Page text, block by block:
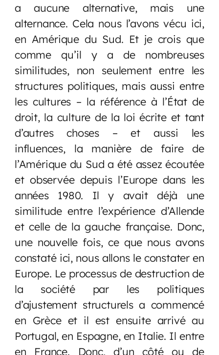
a aucune alternative, mais une
alternance. Cela nous l’avons vécu ici,
en Amérique du Sud. Et je crois que
comme qu’il y a de nombreuses
similitudes, non seulement entre les
structures politiques, mais aussi entre
les cultures – la référence à l’État de
droit, la culture de la loi écrite et tant
d’autres choses – et aussi les
influences, la manière de faire de
l’Amérique du Sud a été assez écoutée
et observée depuis l’Europe dans les
années 1980. Il y avait déjà une
similitude entre l’expérience d’Allende
et celle de la gauche française. Donc,
une nouvelle fois, ce que nous avons
constaté ici, nous allons le constater en
Europe. Le processus de destruction de
la société par les politiques
d’ajustement structurels a commencé
en Grèce et il est ensuite arrivé au
Portugal, en Espagne, en Italie. Il entre
en France. Donc, d’un côté ou de